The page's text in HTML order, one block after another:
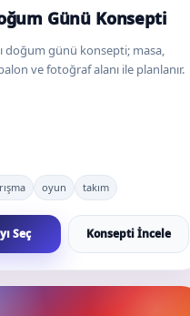
Günü Konsepti
doğum günü konsepti; masa,
ve fotoğraf alanı ile planlanır.
oyun takım
Seç Konsepti İncele